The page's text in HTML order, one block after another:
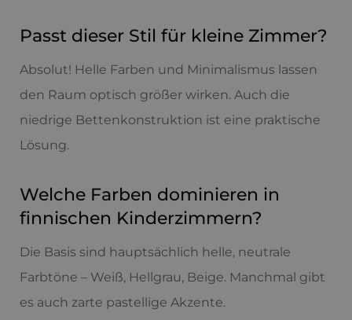
Passt dieser Stil für kleine Zimmer?
Absolut! Helle Farben und Minimalismus lassen
den Raum optisch größer wirken. Auch die
niedrige Bettenkonstruktion ist eine praktische
Lösung.
Welche Farben dominieren in
finnischen Kinderzimmern?
Die Basis sind hauptsächlich helle, neutrale
Farbtöne – Weiß, Hellgrau, Beige. Manchmal gibt
es auch zarte pastellige Akzente.